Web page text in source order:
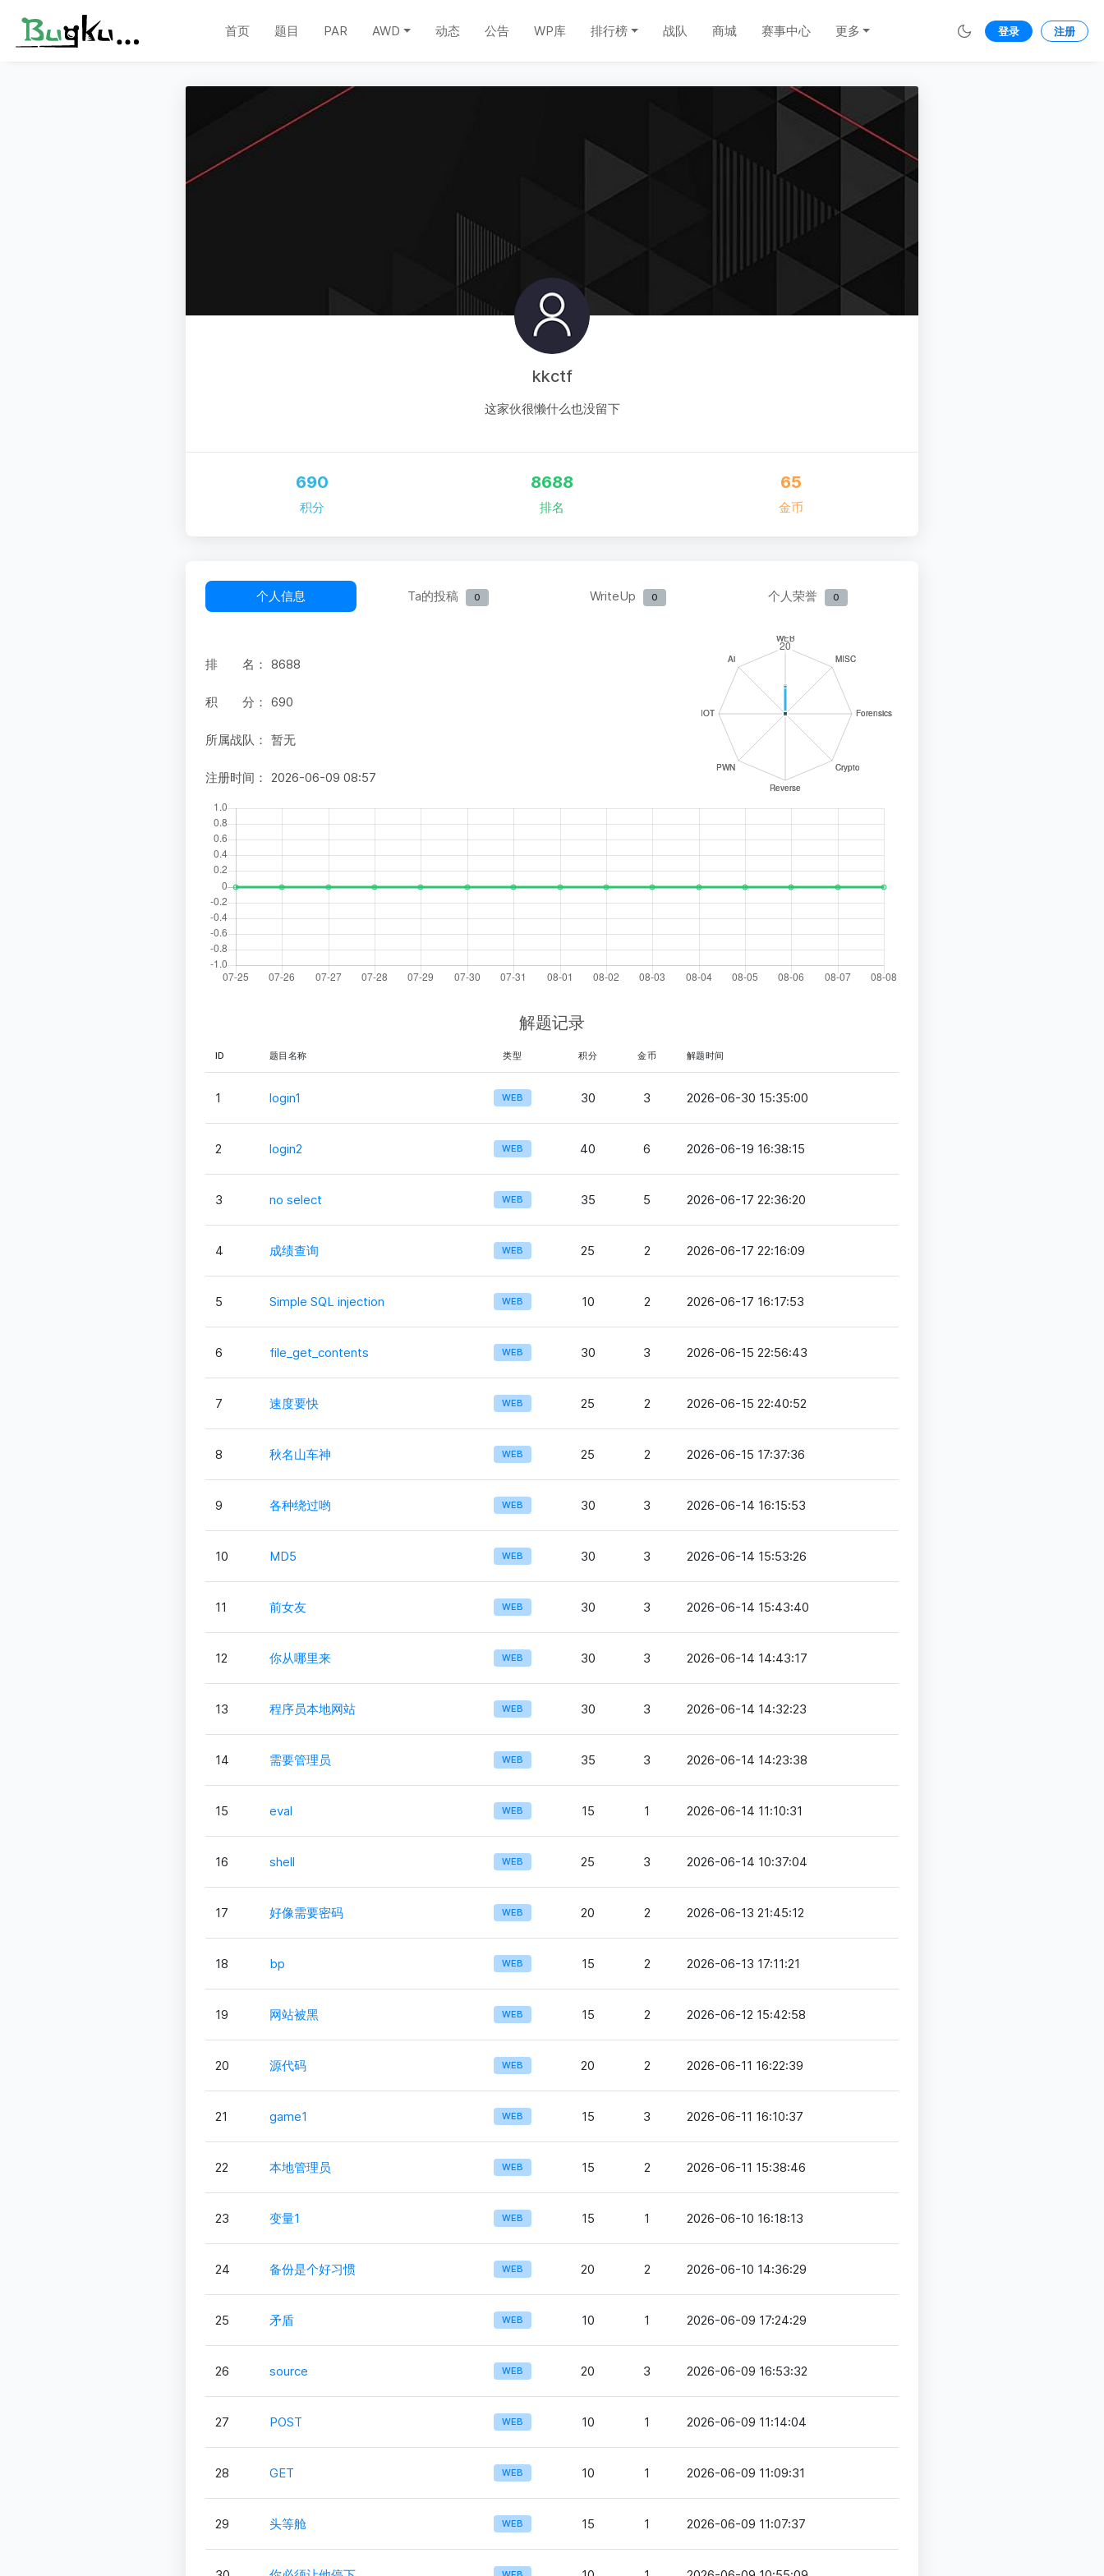
首页 题目 PAR AWD 动态 公告 WP库 排行榜 战队 商城 赛事中心 更多 登录 注册
kkctf
这家伙很懒什么也没留下
690
积分
8688
排名
65
金币
个人信息 Ta的投稿 0 WriteUp 0 个人荣誉 0
排 名： 8688
积 分： 690
所属战队： 暂无
注册时间： 2026-06-09 08:57
解题记录
ID 题目名称 类型 积分 金币 解题时间
1 login1 WEB 30 3 2026-06-30 15:35:00
2 login2 WEB 40 6 2026-06-19 16:38:15
3 no select WEB 35 5 2026-06-17 22:36:20
4 成绩查询 WEB 25 2 2026-06-17 22:16:09
5 Simple SQL injection WEB 10 2 2026-06-17 16:17:53
6 file_get_contents WEB 30 3 2026-06-15 22:56:43
7 速度要快 WEB 25 2 2026-06-15 22:40:52
8 秋名山车神 WEB 25 2 2026-06-15 17:37:36
9 各种绕过哟 WEB 30 3 2026-06-14 16:15:53
10 MD5 WEB 30 3 2026-06-14 15:53:26
11 前女友 WEB 30 3 2026-06-14 15:43:40
12 你从哪里来 WEB 30 3 2026-06-14 14:43:17
13 程序员本地网站 WEB 30 3 2026-06-14 14:32:23
14 需要管理员 WEB 35 3 2026-06-14 14:23:38
15 eval WEB 15 1 2026-06-14 11:10:31
16 shell WEB 25 3 2026-06-14 10:37:04
17 好像需要密码 WEB 20 2 2026-06-13 21:45:12
18 bp WEB 15 2 2026-06-13 17:11:21
19 网站被黑 WEB 15 2 2026-06-12 15:42:58
20 源代码 WEB 20 2 2026-06-11 16:22:39
21 game1 WEB 15 3 2026-06-11 16:10:37
22 本地管理员 WEB 15 2 2026-06-11 15:38:46
23 变量1 WEB 15 1 2026-06-10 16:18:13
24 备份是个好习惯 WEB 20 2 2026-06-10 14:36:29
25 矛盾 WEB 10 1 2026-06-09 17:24:29
26 source WEB 20 3 2026-06-09 16:53:32
27 POST WEB 10 1 2026-06-09 11:14:04
28 GET WEB 10 1 2026-06-09 11:09:31
29 头等舱 WEB 15 1 2026-06-09 11:07:37